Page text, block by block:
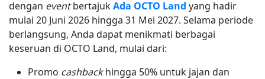
dengan eventbertajukAda OCTO Land yang hadir
mulai 20 Juni 2026 hingga 31 Mei 2027. Selama periode
berlangsung, Anda dapat menikmati berbagai
keseruan di OCTO Land, mulai dari:
Promo cashbackhingga 50% untuk jajan dan